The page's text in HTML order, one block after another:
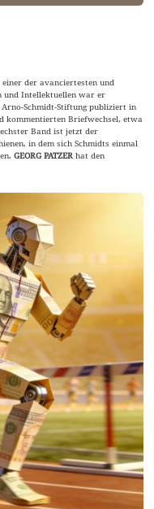
der avanciertesten und
und Intellektuellen war er
Schmidt-Stiftung publiziert in
kommentierten Briefwechsel, etwa
Band ist jetzt der
in dem sich Schmidts einmal
GEORG PATZER hat den